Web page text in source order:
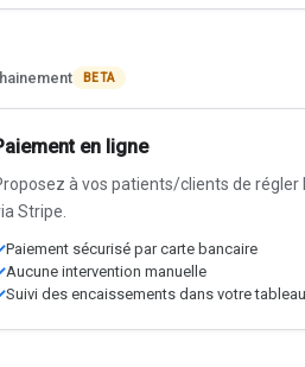
BETA
en ligne
à vos patients/clients de
Stripe.
Paiement sécurisé par carte bancaire
Aucune intervention manuelle
Suivi des encaissements dans votre